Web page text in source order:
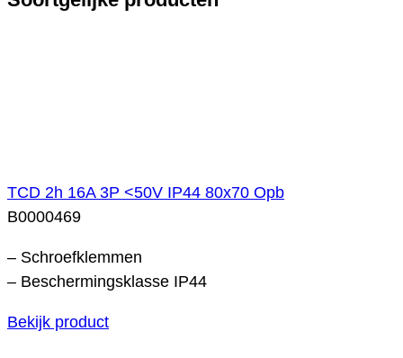
TCD 2h 16A 3P <50V IP44 80x70 Opb
B0000469
– Schroefklemmen
– Beschermingsklasse IP44
Bekijk product